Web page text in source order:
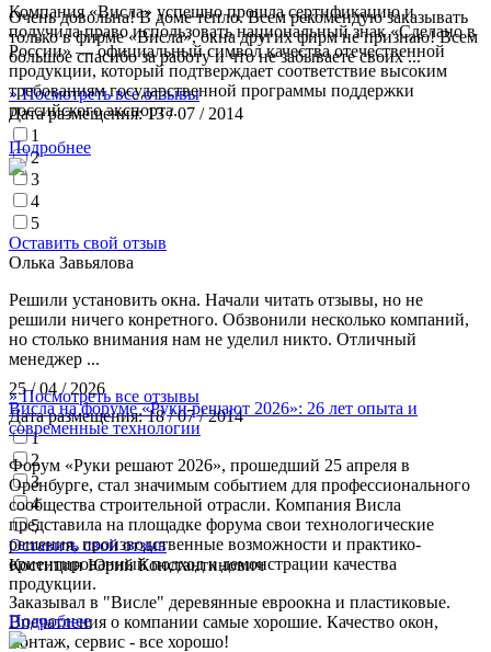
Очень довольна! В доме тепло. Всем рекомендую заказывать
только в фирме «Висла», окна других фирм не признаю! Всем
большое спасибо за работу и что не забываете своих ...
» Посмотреть все отзывы
Дата размещения:13 / 07 / 2014
1
2
3
4
5
Оставить свой отзыв
Олька Завьялова
Решили установить окна. Начали читать отзывы, но не
решили ничего конретного. Обзвонили несколько компаний,
но столько внимания нам не уделил никто. Отличный
менеджер ...
» Посмотреть все отзывы
Дата размещения:18 / 07 / 2014
1
2
3
4
5
Оставить свой отзыв
Костицин Юрий Константинович
Заказывал в "Висле" деревянные евроокна и пластиковые.
Впечатления о компании самые хорошие. Качество окон,
монтаж, сервис - все хорошо!
Компания «Висла» успешно прошла сертификацию и
получила право использовать национальный знак «Сделано в
России» — официальный символ качества отечественной
продукции, который подтверждает соответствие высоким
требованиям государственной программы поддержки
российского экспорта.
Подробнее
25 / 04 / 2026
Висла на форуме «Руки решают 2026»: 26 лет опыта и
современные технологии
Форум «Руки решают 2026», прошедший 25 апреля в
Оренбурге, стал значимым событием для профессионального
сообщества строительной отрасли. Компания Висла
представила на площадке форума свои технологические
решения, производственные возможности и практико-
ориентированный подход к демонстрации качества
продукции.
Подробнее